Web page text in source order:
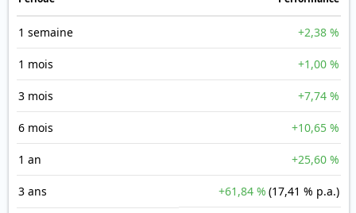
1 semaine +2,38 %
1 mois +1,00 %
3 mois +7,74 %
6 mois +10,65 %
1 an +25,60 %
3 ans +61,84 % (17,41 % p.a.)